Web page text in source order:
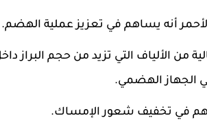
أنه يساهم في تعزيز عملية الهضم.
من الألياف التي تزيد من حجم البراز
الجهاز الهضمي.
في تخفيف شعور الإمساك.